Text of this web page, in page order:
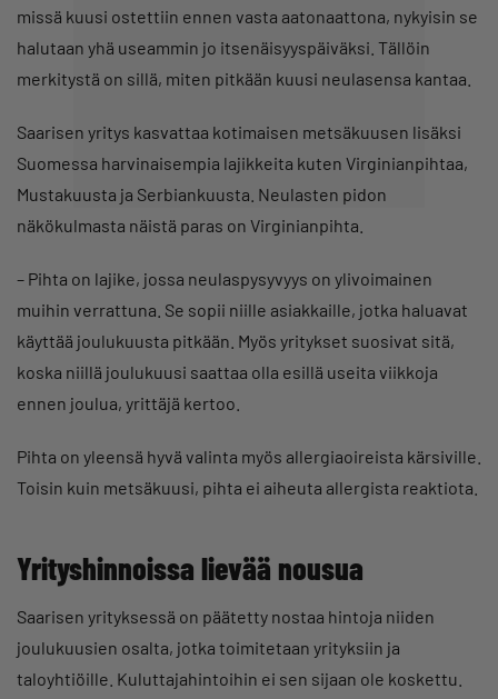
missä kuusi ostettiin ennen vasta aatonaattona, nykyisin se
halutaan yhä useammin jo itsenäisyyspäiväksi. Tällöin
merkitystä on sillä, miten pitkään kuusi neulasensa kantaa.
Saarisen yritys kasvattaa kotimaisen metsäkuusen lisäksi
Suomessa harvinaisempia lajikkeita kuten Virginianpihtaa,
Mustakuusta ja Serbiankuusta. Neulasten pidon
näkökulmasta näistä paras on Virginianpihta.
– Pihta on lajike, jossa neulaspysyvyys on ylivoimainen
muihin verrattuna. Se sopii niille asiakkaille, jotka haluavat
käyttää joulukuusta pitkään. Myös yritykset suosivat sitä,
koska niillä joulukuusi saattaa olla esillä useita viikkoja
ennen joulua, yrittäjä kertoo.
Pihta on yleensä hyvä valinta myös allergiaoireista kärsiville.
Toisin kuin metsäkuusi, pihta ei aiheuta allergista reaktiota.
Yrityshinnoissa lievää nousua
Saarisen yrityksessä on päätetty nostaa hintoja niiden
joulukuusien osalta, jotka toimitetaan yrityksiin ja
taloyhtiöille. Kuluttajahintoihin ei sen sijaan ole koskettu.